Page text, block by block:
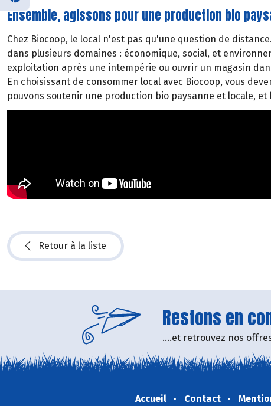
Ensemble, agissons pour une production bio
Chez Biocoop, le local n'est pas qu'une question de
dans plusieurs domaines : économique, social, et
exploitation après une intempérie ou ouvrir un magasin
En choisissant de consommer local avec Biocoop, vous
pouvons soutenir une production bio paysanne et locale,
Retour à la liste
Restons en
....et retrouvez nos
Accueil Contact